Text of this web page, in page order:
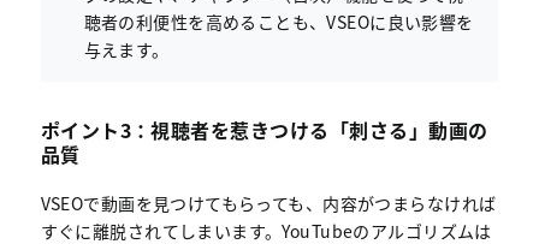
聴者の利便性を高めることも、VSEOに良い影響を
与えます。
ポイント3：視聴者を惹きつける「刺さる」動画の
品質
VSEOで動画を見つけてもらっても、内容がつまらなければ
すぐに離脱されてしまいます。YouTubeのアルゴリズムは